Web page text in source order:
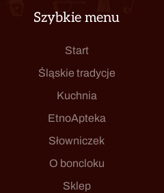
Szybkie menu
Start
Śląskie tradycje
Kuchnia
EtnoApteka
Słowniczek
O boncloku
Sklep